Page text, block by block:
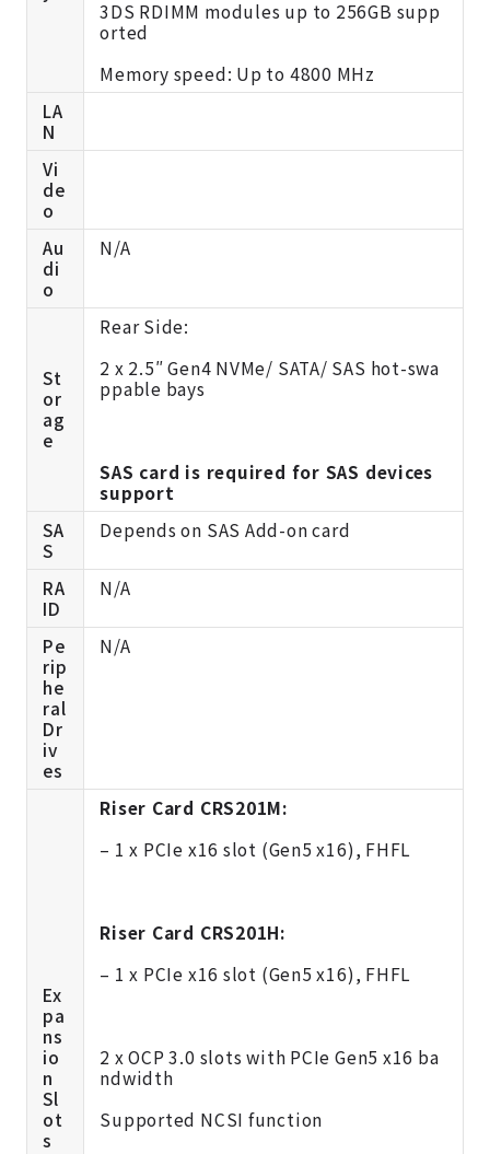
3DS RDIMM modules up to 256GB supp
orted
Memory speed: Up to 4800 MHz
LA
N
Vi
de
o
Au
di
o
N/A
St
or
ag
e
Rear Side:
2 x 2.5″ Gen4 NVMe/ SATA/ SAS hot-swa
ppable bays
SAS card is required for SAS devices
support
SA
S
Depends on SAS Add-on card
RA
ID
N/A
Pe
rip
he
ral
Dr
iv
es
N/A
Ex
pa
ns
io
n
Sl
ot
s
Riser Card CRS201M:
– 1 x PCIe x16 slot (Gen5 x16), FHFL
Riser Card CRS201H:
– 1 x PCIe x16 slot (Gen5 x16), FHFL
2 x OCP 3.0 slots with PCIe Gen5 x16 ba
ndwidth
Supported NCSI function